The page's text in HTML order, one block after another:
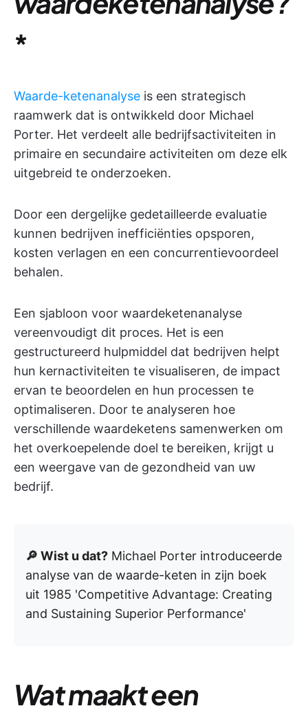
*
Waarde-ketenanalyse is een strategisch
raamwerk dat is ontwikkeld door Michael
Porter. Het verdeelt alle bedrijfsactiviteiten in
primaire en secundaire activiteiten om deze elk
uitgebreid te onderzoeken.
Door een dergelijke gedetailleerde evaluatie
kunnen bedrijven inefficiënties opsporen,
kosten verlagen en een concurrentievoordeel
behalen.
Een sjabloon voor waardeketenanalyse
vereenvoudigt dit proces. Het is een
gestructureerd hulpmiddel dat bedrijven helpt
hun kernactiviteiten te visualiseren, de impact
ervan te beoordelen en hun processen te
optimaliseren. Door te analyseren hoe
verschillende waardeketens samenwerken om
het overkoepelende doel te bereiken, krijgt u
een weergave van de gezondheid van uw
bedrijf.
🔎 Wist u dat? Michael Porter introduceerde
analyse van de waarde-keten in zijn boek
uit 1985 'Competitive Advantage: Creating
and Sustaining Superior Performance'
Wat maakt een